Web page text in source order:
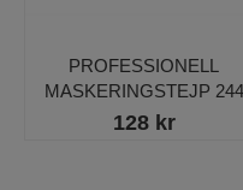
PROFESSIONELL
MASKERINGSTEJP 244
128 kr